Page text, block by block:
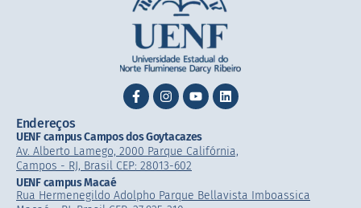
Endereços
UENF campus Campos dos Goytacazes
Av. Alberto Lamego, 2000 Parque Califórnia,
Campos - RJ, Brasil CEP: 28013-602
UENF campus Macaé
Rua Hermenegildo Adolpho Parque Bellavista Imboassica